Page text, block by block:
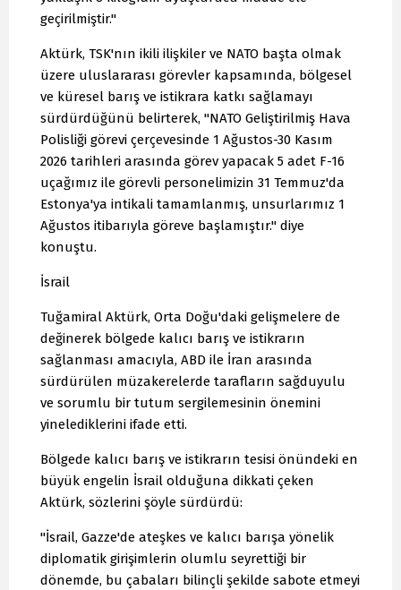
geçirilmiştir."
Aktürk, TSK'nın ikili ilişkiler ve NATO başta olmak
üzere uluslararası görevler kapsamında, bölgesel
ve küresel barış ve istikrara katkı sağlamayı
sürdürdüğünü belirterek, "NATO Geliştirilmiş Hava
Polisliği görevi çerçevesinde 1 Ağustos-30 Kasım
2026 tarihleri arasında görev yapacak 5 adet F-16
uçağımız ile görevli personelimizin 31 Temmuz'da
Estonya'ya intikali tamamlanmış, unsurlarımız 1
Ağustos itibarıyla göreve başlamıştır." diye
konuştu.
İsrail
Tuğamiral Aktürk, Orta Doğu'daki gelişmelere de
değinerek bölgede kalıcı barış ve istikrarın
sağlanması amacıyla, ABD ile İran arasında
sürdürülen müzakerelerde tarafların sağduyulu
ve sorumlu bir tutum sergilemesinin önemini
yinelediklerini ifade etti.
Bölgede kalıcı barış ve istikrarın tesisi önündeki en
büyük engelin İsrail olduğuna dikkati çeken
Aktürk, sözlerini şöyle sürdürdü:
"İsrail, Gazze'de ateşkes ve kalıcı barışa yönelik
diplomatik girişimlerin olumlu seyrettiği bir
dönemde, bu çabaları bilinçli şekilde sabote etmeyi